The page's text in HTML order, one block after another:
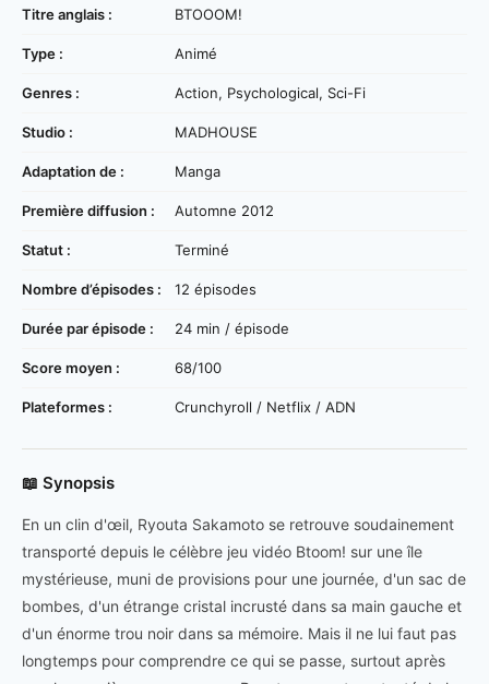
Titre anglais : BTOOOM!
Type : Animé
Genres : Action, Psychological, Sci-Fi
Studio : MADHOUSE
Adaptation de : Manga
Première diffusion : Automne 2012
Statut : Terminé
Nombre d’épisodes : 12 épisodes
Durée par épisode : 24 min / épisode
Score moyen : 68/100
Plateformes : Crunchyroll / Netflix / ADN
📖 Synopsis
En un clin d'œil, Ryouta Sakamoto se retrouve soudainement
transporté depuis le célèbre jeu vidéo Btoom! sur une île
mystérieuse, muni de provisions pour une journée, d'un sac de
bombes, d'un étrange cristal incrusté dans sa main gauche et
d'un énorme trou noir dans sa mémoire. Mais il ne lui faut pas
longtemps pour comprendre ce qui se passe, surtout après